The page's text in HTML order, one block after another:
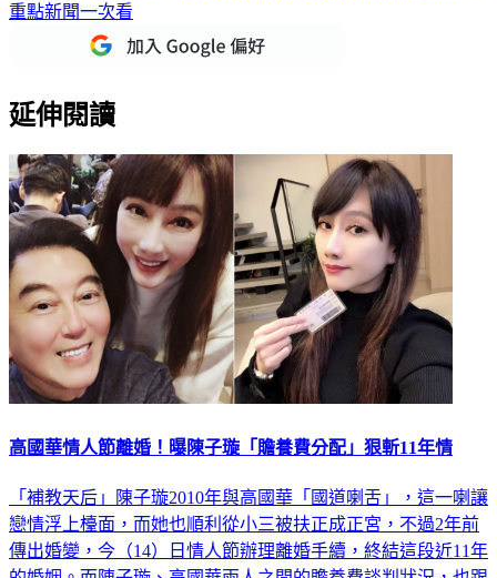
重點新聞一次看
延伸閱讀
高國華情人節離婚！曝陳子璇「贍養費分配」狠斬11年情
「補教天后」陳子璇2010年與高國華「國道喇舌」，這一喇讓
戀情浮上檯面，而她也順利從小三被扶正成正宮，不過2年前
傳出婚變，今（14）日情人節辦理離婚手續，終結這段近11年